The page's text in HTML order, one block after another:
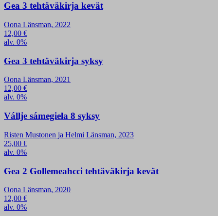
Gea 3 tehtäväkirja kevät
Oona Länsman, 2022
12,00 €
alv. 0%
Gea 3 tehtäväkirja syksy
Oona Länsman, 2021
12,00 €
alv. 0%
Vállje sámegiela 8 syksy
Risten Mustonen ja Helmi Länsman, 2023
25,00 €
alv. 0%
Gea 2 Gollemeahcci tehtäväkirja kevät
Oona Länsman, 2020
12,00 €
alv. 0%